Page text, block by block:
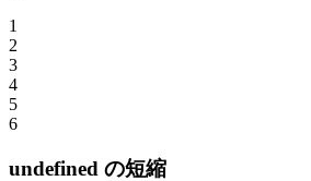
1
2
3
4
5
6
undefined の短縮